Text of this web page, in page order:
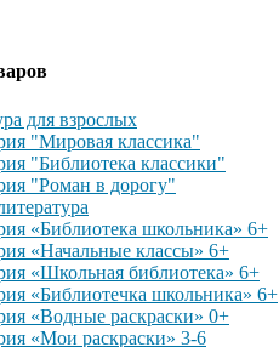
для взрослых
"Мировая классика"
"Библиотека классики"
"Роман в дорогу"
«Библиотека школьника» 6+
«Начальные классы» 6+
«Школьная библиотека» 6+
«Библиотечка школьника» 6+
«Водные раскраски» 0+
«Мои раскраски» 3-6